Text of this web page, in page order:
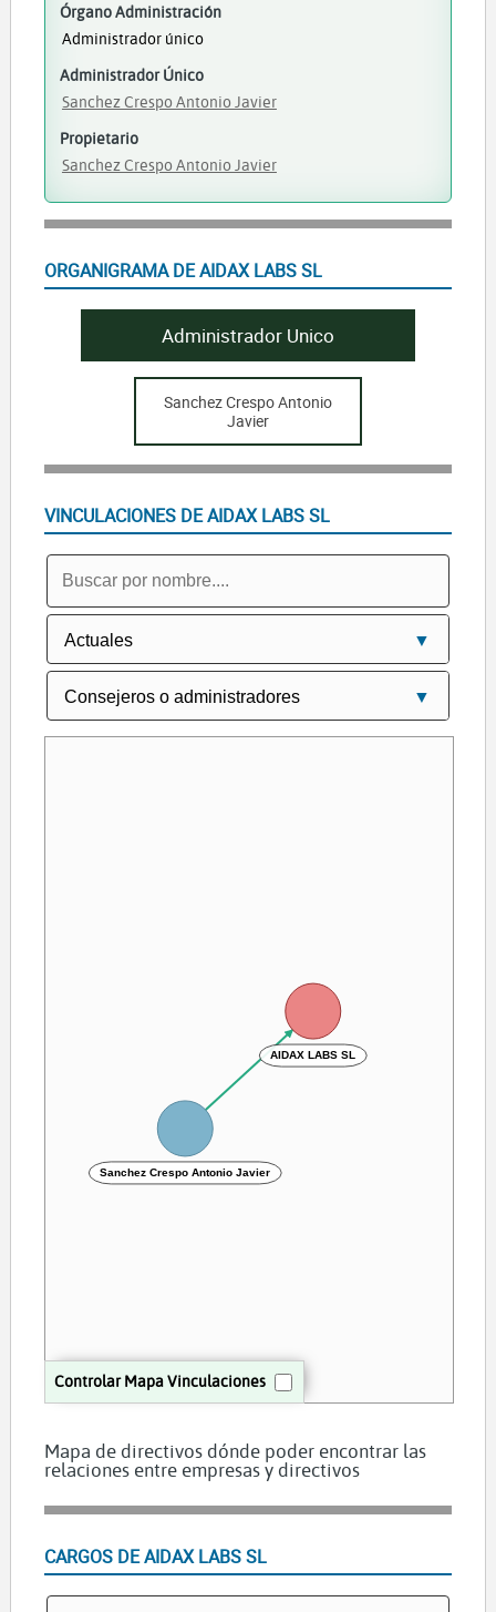
Órgano Administración
Administrador único
Administrador Único
Sanchez Crespo Antonio Javier
Propietario
Sanchez Crespo Antonio Javier
ORGANIGRAMA DE AIDAX LABS SL
Administrador Unico
Sanchez Crespo Antonio
Javier
VINCULACIONES DE AIDAX LABS SL
Controlar Mapa Vinculaciones
AIDAX LABS SL
Sanchez Crespo Antonio Javier
Mapa de directivos dónde poder encontrar las
relaciones entre empresas y directivos
CARGOS DE AIDAX LABS SL